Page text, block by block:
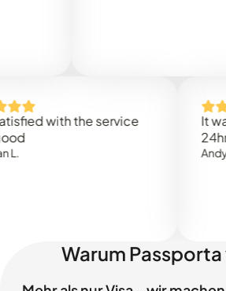
with the service
It was
Warum